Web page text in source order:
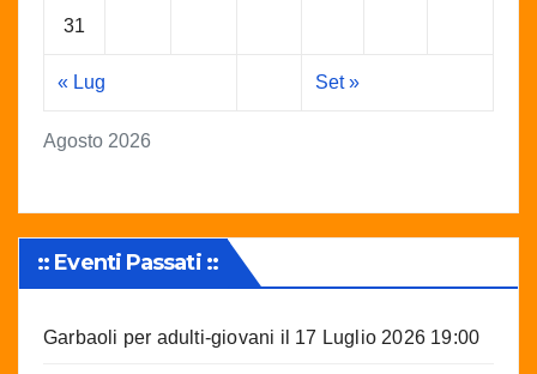
Agosto 2026
31
« Lug Set »
:: Eventi Passati ::
Garbaoli per adulti-giovani il 17 Luglio 2026 19:00